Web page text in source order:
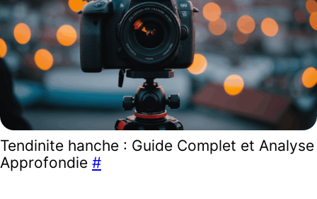
Tendinite hanche : Guide Complet et Analyse
Approfondie #